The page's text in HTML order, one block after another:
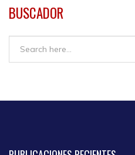
BUSCADOR
Buscar